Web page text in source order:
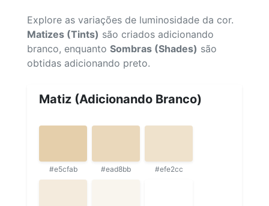
Explore as variações de luminosidade da cor.
Matizes (Tints) são criados adicionando
branco, enquanto Sombras (Shades) são
obtidas adicionando preto.
Matiz (Adicionando Branco)
#e5cfab #ead8bb #efe2cc